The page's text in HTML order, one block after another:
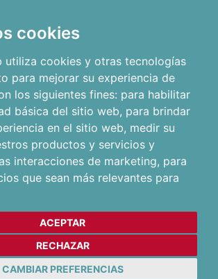
cookies
utiliza cookies y otras tecnologías
para mejorar su experiencia de
los siguientes fines: para habilitar
básica del sitio web, para brindar
en el sitio web, medir su
productos y servicios y
interacciones de marketing, para
que sean más relevantes para
ACEPTAR
RECHAZAR
CAMBIAR PREFERENCIAS